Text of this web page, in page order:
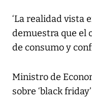
‘La realidad vista
demuestra que el
de consumo y
Ministro de
sobre ‘black